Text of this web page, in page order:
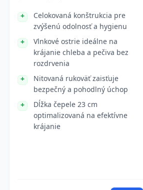
Celokovaná konštrukcia pre
zvýšenú odolnosť a hygienu
Vlnkové ostrie ideálne na
krájanie chleba a pečiva bez
rozdrvenia
Nitovaná rukoväť zaisťuje
bezpečný a pohodlný úchop
Dĺžka čepele 23 cm
optimalizovaná na efektívne
krájanie